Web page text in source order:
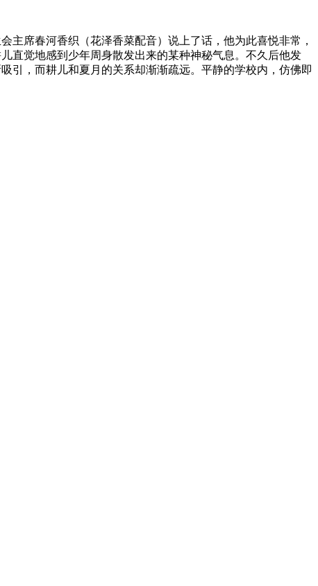
席春河香织（花泽香菜配音）说上了话，他为此喜悦非常，
直觉地感到少年周身散发出来的某种神秘气息。不久后他发
引，而耕儿和夏月的关系却渐渐疏远。平静的学校内，仿佛即